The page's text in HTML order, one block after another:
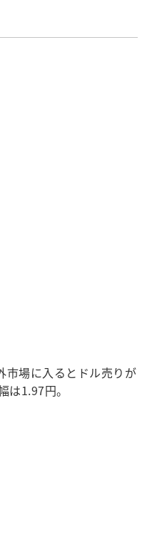
場に入るとドル売りが
1.97円。